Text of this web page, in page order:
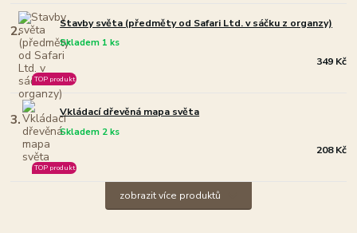
2. Stavby světa (předměty od Safari Ltd. v sáčku z organzy)
Skladem 1 ks
TOP produkt
349 Kč
3. Vkládací dřevěná mapa světa
Skladem 2 ks
TOP produkt
208 Kč
zobrazit více produktů